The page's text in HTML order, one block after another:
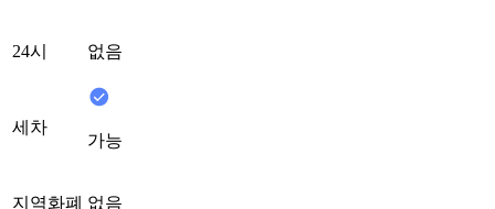
24시 없음
세차
가능
지역화폐 없음